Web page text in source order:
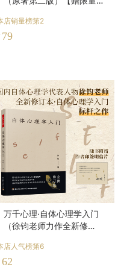
单24小时内发货，如遇
作日发货，请您稍安勿